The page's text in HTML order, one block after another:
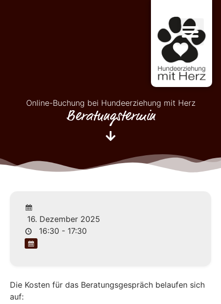
Online-Buchung bei Hundeerziehung mit Herz
Beratungstermin
16. Dezember 2025
16:30 - 17:30
Die Kosten für das Beratungsgespräch belaufen sich
auf: